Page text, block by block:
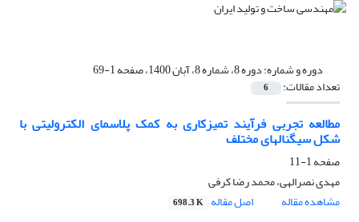
دوره و شماره:دوره 8، شماره 8، آبان 1400، صفحه 1-69
تعداد مقالات: 6
مطالعه تجربی فرآیند تمیزکاری به کمک پلاسمای الکترولیتی با
شکل سیگنالهای مختلف
صفحه1-11
مهدی نصرالهی، محمد رضا کرفی
مشاهده مقاله
اصل مقاله 698.3 K